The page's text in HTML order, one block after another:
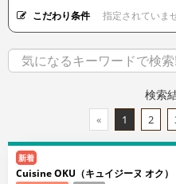
こだわり条件 指定されていま
検索
« 1 2
新着
Cuisine OKU（キュイジーヌ オク）